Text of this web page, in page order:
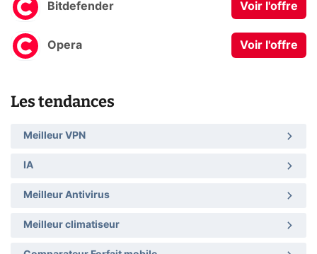
Bitdefender Voir l'offre
Opera Voir l'offre
Les tendances
Meilleur VPN
IA
Meilleur Antivirus
Meilleur climatiseur